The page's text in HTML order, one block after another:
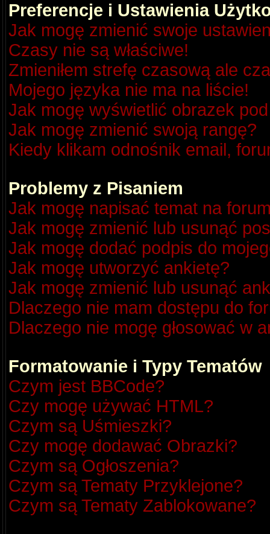
Preferencje i Ustawienia
Jak mogę zmienić swoje
Czasy nie są właściwe!
Zmieniłem strefę czasową ale
Mojego języka nie ma na liście!
Jak mogę wyświetlić obrazek
Jak mogę zmienić swoją rangę?
Kiedy klikam odnośnik email,
Problemy z Pisaniem
Jak mogę napisać temat na
Jak mogę zmienić lub usunąć
Jak mogę dodać podpis do
Jak mogę utworzyć ankietę?
Jak mogę zmienić lub usunąć
Dlaczego nie mam dostępu do
Dlaczego nie mogę głosować w
Formatowanie i Typy Tematów
Czym jest BBCode?
Czy mogę używać HTML?
Czym są Uśmieszki?
Czy mogę dodawać Obrazki?
Czym są Ogłoszenia?
Czym są Tematy Przyklejone?
Czym są Tematy Zablokowane?